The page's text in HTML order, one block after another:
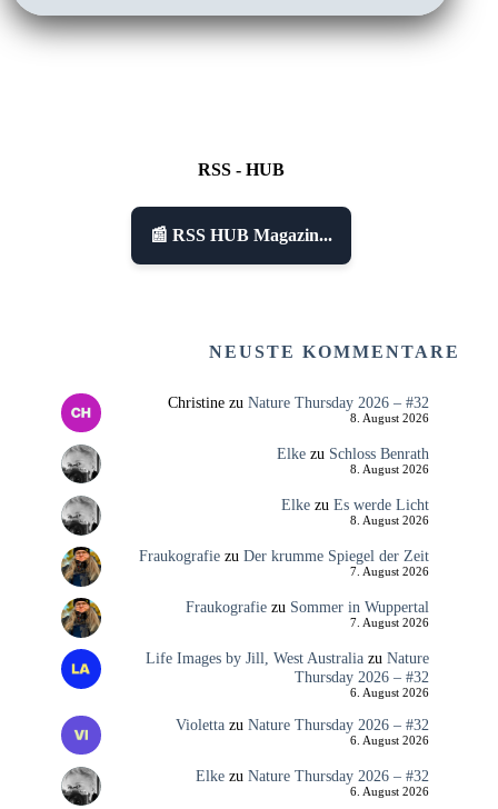
RSS - HUB
📰 RSS HUB Magazin...
NEUSTE KOMMENTARE
Christinezu Nature Thursday 2026 – #32
8. August 2026
Elkezu Schloss Benrath
8. August 2026
Elkezu Es werde Licht
8. August 2026
Fraukografiezu Der krumme Spiegel der Zeit
7. August 2026
Fraukografiezu Sommer in Wuppertal
7. August 2026
Life Images by Jill, West Australiazu Nature
Thursday 2026 – #32
6. August 2026
Violettazu Nature Thursday 2026 – #32
6. August 2026
Elkezu Nature Thursday 2026 – #32
6. August 2026